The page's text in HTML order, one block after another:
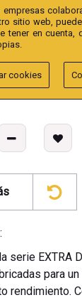
:
serie EXTRA
para
rendimiento.
empresas
sitio web,
tener en
cookies